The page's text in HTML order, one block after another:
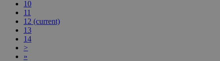
10
11
12 (current)
13
14
>
»